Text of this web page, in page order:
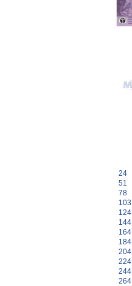
24
51
78
103
124
144
164
184
204
224
244
264